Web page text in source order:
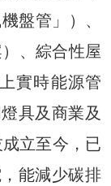
盤管」）、
、綜合性屋
實時能源管
具及商業及
立至今，已
能減少碳排